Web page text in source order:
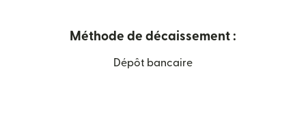
Méthode de décaissement :
Dépôt bancaire